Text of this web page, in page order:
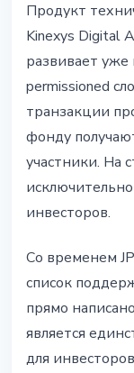
Продукт
Kinexys Digital
развивает
permissioned
транзакции
фонду
участники. На
инвесторов.
Со временем
список
прямо
является
для